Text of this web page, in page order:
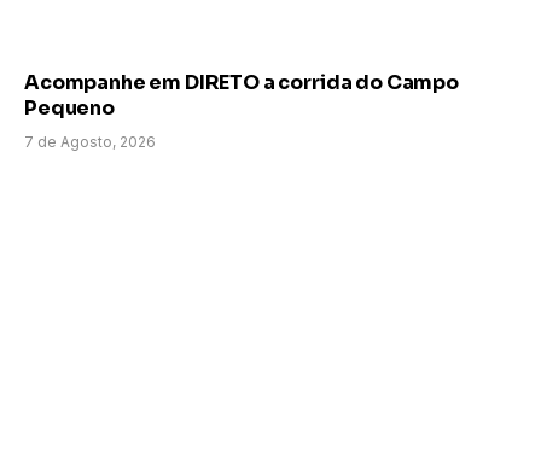
Acompanhe em DIRETO a corrida do Campo
Pequeno
7 de Agosto, 2026